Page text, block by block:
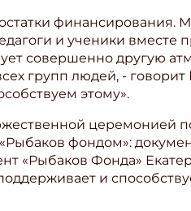
финансирования.
и ученики
совершенно другую
групп людей, -
этому».
церемонией
фондом»:
«Рыбаков Фонда»
и